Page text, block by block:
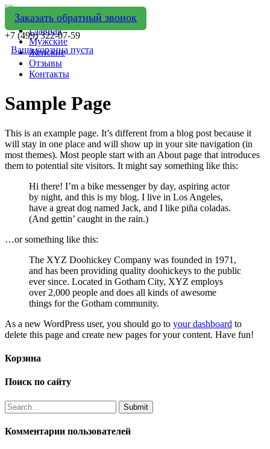
Заказать обратный звонок
+7 (499) 322-07-59
Ваша корзина пуста
Главная
Мужские
Женские
Отзывы
Контакты
Sample Page
This is an example page. It’s different from a blog post because it
will stay in one place and will show up in your site navigation (in
most themes). Most people start with an About page that introduces
them to potential site visitors. It might say something like this:
Hi there! I’m a bike messenger by day, aspiring actor
by night, and this is my blog. I live in Los Angeles,
have a great dog named Jack, and I like piña coladas.
(And gettin’ caught in the rain.)
…or something like this:
The XYZ Doohickey Company was founded in 1971,
and has been providing quality doohickeys to the public
ever since. Located in Gotham City, XYZ employs
over 2,000 people and does all kinds of awesome
things for the Gotham community.
As a new WordPress user, you should go to your dashboard to
delete this page and create new pages for your content. Have fun!
Корзина
Поиск по сайту
Комментарии пользователей